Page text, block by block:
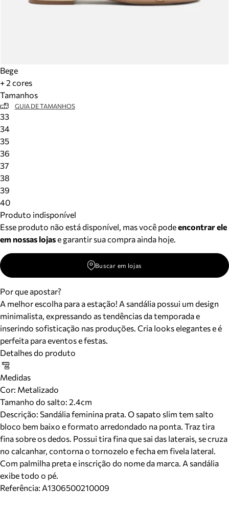
Bege
+ 2 cores
Tamanhos
GUIA DE TAMANHOS
33
34
35
36
37
38
39
40
Produto indisponível
Esse produto não está disponível, mas você podeencontrar ele
em nossas lojase garantir sua compra ainda hoje.
Buscar em lojas
Por que apostar?
A melhor escolha para a estação! A sandália possui um design
minimalista, expressando as tendências da temporada e
inserindo sofisticação nas produções. Cria looks elegantes e é
perfeita para eventos e festas.
Detalhes do produto
Medidas
Cor: Metalizado
Tamanho do salto: 2.4cm
Descrição: Sandália feminina prata. O sapato slim tem salto
bloco bem baixo e formato arredondado na ponta. Traz tira
fina sobre os dedos. Possui tira fina que sai das laterais, se cruza
no calcanhar, contorna o tornozelo e fecha em fivela lateral.
Com palmilha preta e inscrição do nome da marca. A sandália
exibe todo o pé.
Referência: A1306500210009